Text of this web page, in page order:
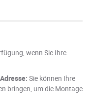
wenn Sie Ihre
Sie können Ihre
bringen, um die Montage